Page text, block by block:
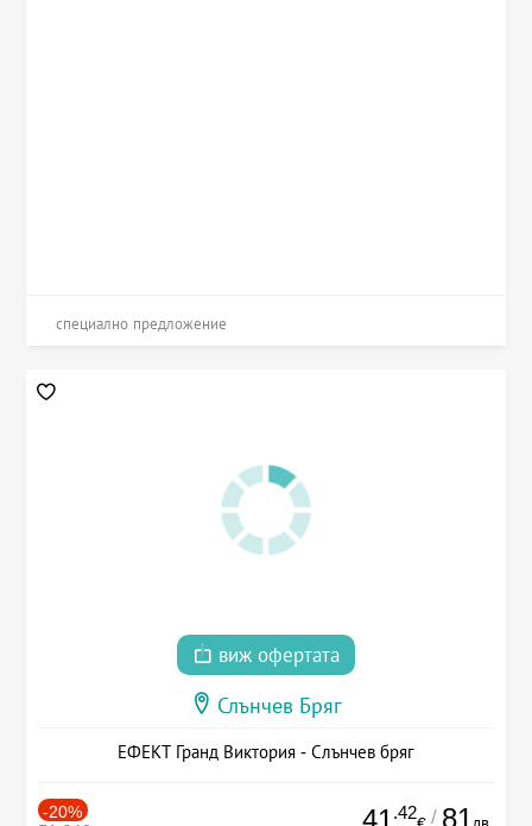
специално предложение
виж офертата
Слънчев Бряг
ЕФЕКТ Гранд Виктория - Слънчев бряг
-20% 41 .42 / 81